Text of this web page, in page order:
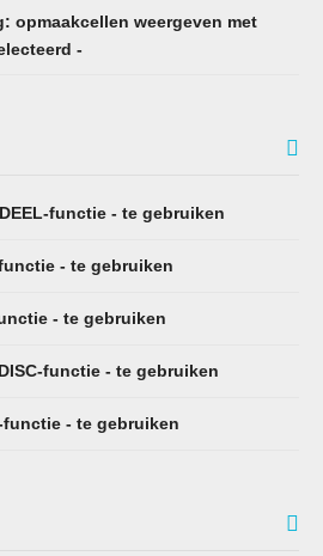
opmaakcellen weergeven met
-
functie - te gebruiken
- te gebruiken
- te gebruiken
functie - te gebruiken
functie - te gebruiken